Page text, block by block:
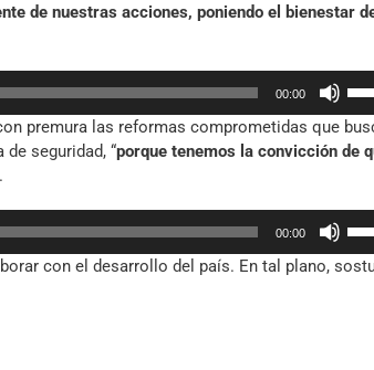
de nuestras acciones, poniendo el bienestar
00:00
de
o
premura las reformas comprometidas que
seguridad, “porque tenemos la convicción de
00:00
con el desarrollo del país. En tal plano,